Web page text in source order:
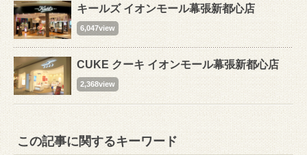
キールズ イオンモール幕張新都心店
6,047view
CUKE クーキ イオンモール幕張新都心店
2,368view
この記事に関するキーワード